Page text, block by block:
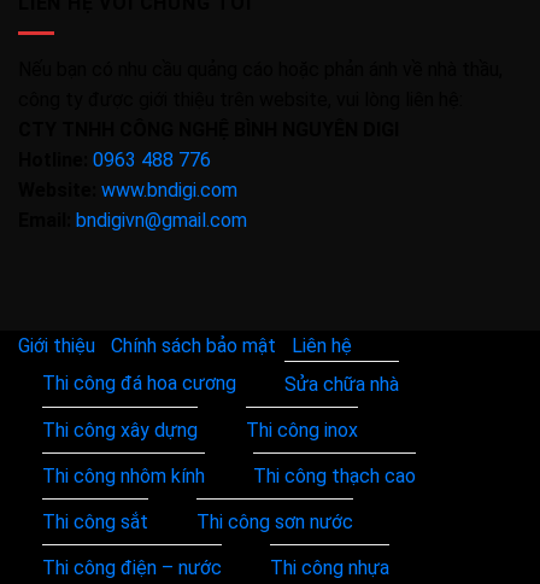
0963 488 776
www.bndigi.com
bndigivn@gmail.com
Giới thiệu Chính sách bảo mật
Liên hệ
Thi công đá hoa cương
Sửa chữa nhà
Thi công xây dựng
Thi công inox
Thi công nhôm kính
Thi công thạch cao
Thi công sắt
Thi công sơn nước
Thi công điện – nước
Thi công nhựa